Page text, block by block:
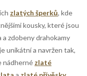
zlatých šperků, kde
kousky, které jsou
zdobeny drahokamy
unikátní a navržen tak,
nádherné zlaté